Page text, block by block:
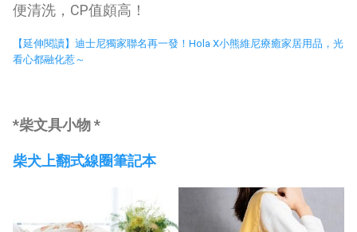
便清洗，CP值頗高！
【延伸閱讀】迪士尼獨家聯名再一發！Hola X小熊維尼療癒家居用品，光
看心都融化惹～
*柴文具小物 *
柴犬上翻式線圈筆記本